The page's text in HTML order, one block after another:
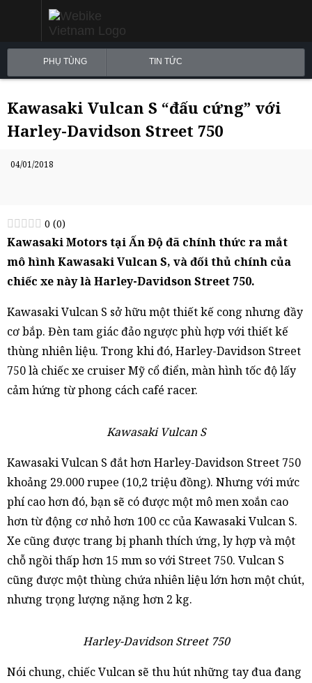
PHỤ TÙNG TIN TỨC
Kawasaki Vulcan S “đấu cứng” với
Harley-Davidson Street 750
04/01/2018
0 (0)
Kawasaki Motors tại Ấn Độ đã chính thức ra mắt
mô hình Kawasaki Vulcan S, và đối thủ chính của
chiếc xe này là Harley-Davidson Street 750.
Kawasaki Vulcan S sở hữu một thiết kế cong nhưng đầy
cơ bắp. Đèn tam giác đảo ngược phù hợp với thiết kế
thùng nhiên liệu. Trong khi đó, Harley-Davidson Street
750 là chiếc xe cruiser Mỹ cổ điển, màn hình tốc độ lấy
cảm hứng từ phong cách café racer.
Kawasaki Vulcan S
Kawasaki Vulcan S đắt hơn Harley-Davidson Street 750
khoảng 29.000 rupee (10,2 triệu đồng). Nhưng với mức
phí cao hơn đó, bạn sẽ có được một mô men xoắn cao
hơn từ động cơ nhỏ hơn 100 cc của Kawasaki Vulcan S.
Xe cũng được trang bị phanh thích ứng, ly hợp và một
chỗ ngồi thấp hơn 15 mm so với Street 750. Vulcan S
cũng được một thùng chứa nhiên liệu lớn hơn một chút,
nhưng trọng lượng nặng hơn 2 kg.
Harley-Davidson Street 750
Nói chung, chiếc Vulcan sẽ thu hút những tay đua đang